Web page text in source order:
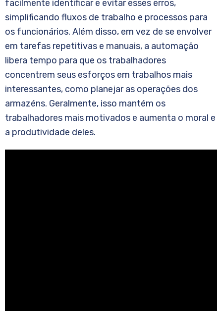
facilmente identificar e evitar esses erros,
simplificando fluxos de trabalho e processos para
os funcionários. Além disso, em vez de se envolver
em tarefas repetitivas e manuais, a automação
libera tempo para que os trabalhadores
concentrem seus esforços em trabalhos mais
interessantes, como planejar as operações dos
armazéns. Geralmente, isso mantém os
trabalhadores mais motivados e aumenta o moral e
a produtividade deles.